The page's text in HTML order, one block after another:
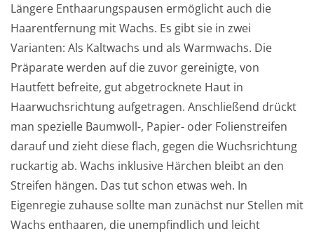
Längere Enthaarungspausen ermöglicht auch die
Haarentfernung mit Wachs. Es gibt sie in zwei
Varianten: Als Kaltwachs und als Warmwachs. Die
Präparate werden auf die zuvor gereinigte, von
Hautfett befreite, gut abgetrocknete Haut in
Haarwuchsrichtung aufgetragen. Anschließend drückt
man spezielle Baumwoll-, Papier- oder Folienstreifen
darauf und zieht diese flach, gegen die Wuchsrichtung
ruckartig ab. Wachs inklusive Härchen bleibt an den
Streifen hängen. Das tut schon etwas weh. In
Eigenregie zuhause sollte man zunächst nur Stellen mit
Wachs enthaaren, die unempfindlich und leicht